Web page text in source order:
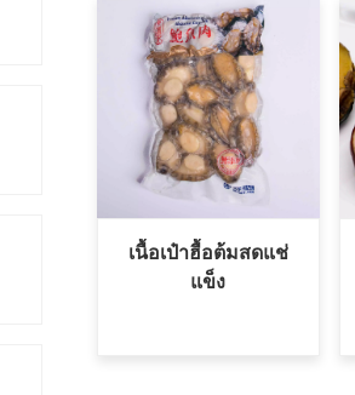
เนื้อเป๋าฮื้อต้มสดแช่
แข็ง